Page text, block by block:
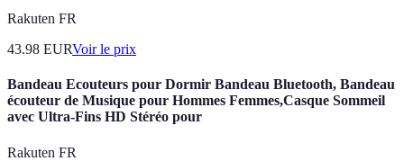
Rakuten FR
43.98 EURVoir le prix
Bandeau Ecouteurs pour Dormir Bandeau Bluetooth, Bandeau
écouteur de Musique pour Hommes Femmes,Casque Sommeil
avec Ultra-Fins HD Stéréo pour
Rakuten FR